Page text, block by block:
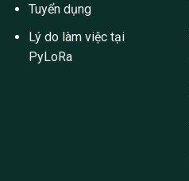
Tuyển dụng
Lý do làm việc tại
PyLoRa